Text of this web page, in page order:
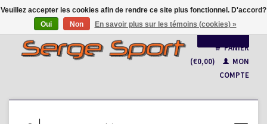
Français
Nederlands
PANIER
(€0,00)
MON
COMPTE
Veuillez accepter les cookies afin de rendre ce site plus fonctionnel. D'accord?
Oui
Non En savoir plus sur les témoins (cookies) »